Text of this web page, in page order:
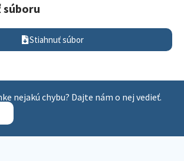
súboru
Stiahnuť súbor
nejakú chybu? Dajte nám o nej vedieť.